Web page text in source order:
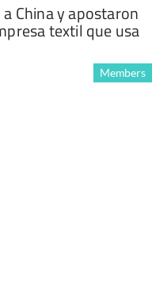
China y apostaron
textil que usa
Members